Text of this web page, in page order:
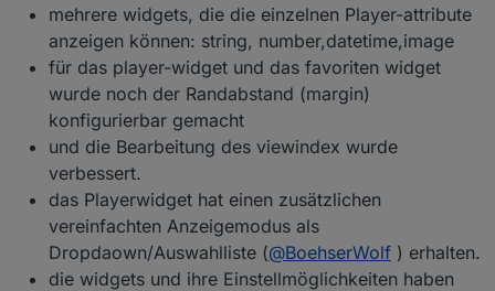
mehrere widgets, die die einzelnen Player-attribute
anzeigen können: string, number,datetime,image
für das player-widget und das favoriten widget
wurde noch der Randabstand (margin)
konfigurierbar gemacht
und die Bearbeitung des viewindex wurde
verbessert.
das Playerwidget hat einen zusätzlichen
vereinfachten Anzeigemodus als
Dropdaown/Auswahlliste (@BoehserWolf ) erhalten.
die widgets und ihre Einstellmöglichkeiten haben